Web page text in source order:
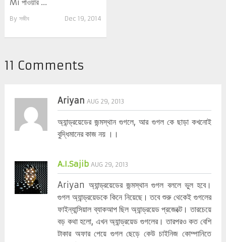
Mi পাওয়ার ...
By সজীব Dec 19, 2014
11 Comments
Ariyan AUG 29, 2013
অ্যান্ড্রয়েডের জন্মস্থান গুগলে, আর গুগল কে ছাড়া কখনোই
বুদ্ধিমানের কাজ নয় ।।
A.I.Sajib AUG 29, 2013
Ariyan অ্যান্ড্রয়েডের জন্মস্থান গুগল বললে ভুল হবে।
গুগল অ্যান্ড্রয়েডকে কিনে নিয়েছে। তবে শুরু থেকেই গুগলের
ফাইন্যান্সিয়াল ব্যাকআপ ছিল অ্যান্ড্রয়েড প্রজেক্টে। তারচেয়ে
বড় কথা হলো, এখন অ্যান্ড্রয়েড গুগলের। তারপরও কত বেশি
টাকার অফার পেয়ে গুগল ছেড়ে কেউ চাইনিজ কোম্পানিতে